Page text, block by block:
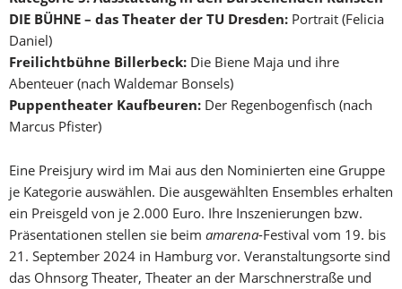
DIE BÜHNE – das Theater der TU Dresden: Portrait (Felicia
Daniel)
Freilichtbühne Billerbeck: Die Biene Maja und ihre
Abenteuer (nach Waldemar Bonsels)
Puppentheater Kaufbeuren: Der Regenbogenfisch (nach
Marcus Pfister)
Eine Preisjury wird im Mai aus den Nominierten eine Gruppe
je Kategorie auswählen. Die ausgewählten Ensembles erhalten
ein Preisgeld von je 2.000 Euro. Ihre Inszenierungen bzw.
Präsentationen stellen sie beim amarena-Festival vom 19. bis
21. September 2024 in Hamburg vor. Veranstaltungsorte sind
das Ohnsorg Theater, Theater an der Marschnerstraße und